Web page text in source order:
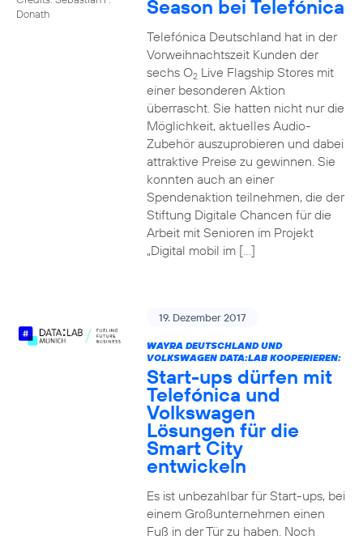
Donath
Season bei Telefónica
Telefónica Deutschland hat in der
Vorweihnachtszeit Kunden der
sechs O2Live Flagship Stores mit
einer besonderen Aktion
überrascht. Sie hatten nicht nur die
Möglichkeit, aktuelles Audio-
Zubehör auszuprobieren und dabei
attraktive Preise zu gewinnen. Sie
konnten auch an einer
Spendenaktion teilnehmen, die der
Stiftung Digitale Chancen für die
Arbeit mit Senioren im Projekt
„Digital mobil im […]
19. Dezember 2017
WAYRA DEUTSCHLAND UND
VOLKSWAGEN DATA:LAB KOOPERIEREN:
Start-ups dürfen mit
Telefónica und
Volkswagen
Lösungen für die
Smart City
entwickeln
Es ist unbezahlbar für Start-ups, bei
einem Großunternehmen einen
Fuß in der Tür zu haben. Noch